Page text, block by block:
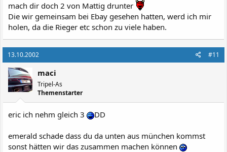
mach dir doch 2 von Mattig drunter
Die wir gemeinsam bei Ebay gesehen hatten, werd ich mir
holen, da die Rieger etc schon zu viele haben.
13.10.2002 #11
maci
Tripel-As
Themenstarter
eric ich nehm gleich 3 DD
emerald schade dass du da unten aus münchen kommst
sonst hätten wir das zusammen machen können